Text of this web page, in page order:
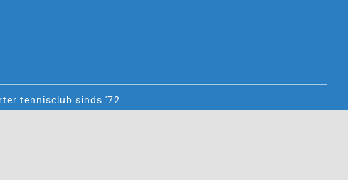
tennisclub sinds '72